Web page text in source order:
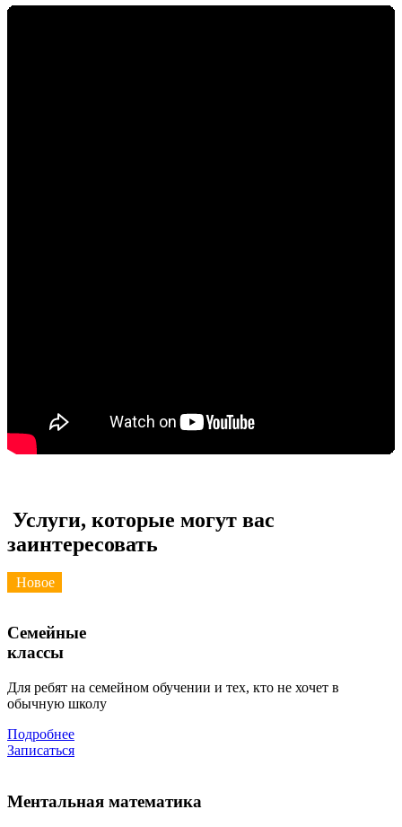
Услуги, которые могут вас
заинтересовать
Новое
Семейные
классы
Для ребят на семейном обучении и тех, кто не хочет в
обычную школу
Подробнее
Записаться
Ментальная математика